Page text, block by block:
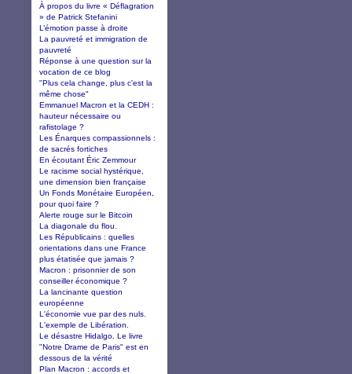
À propos du livre « Déflagration
» de Patrick Stefanini
L’émotion passe à droite
La pauvreté et immigration de
pauvreté
Réponse à une question sur la
vocation de ce blog
"Plus cela change, plus c'est la
même chose"
Emmanuel Macron et la CEDH :
hauteur nécessaire ou
rafistolage ?
Les Énarques compassionnels :
de sacrés fortiches
En écoutant Éric Zemmour
Le racisme social hystérique,
une dimension bien française
Un Fonds Monétaire Européen,
pour quoi faire ?
Alerte rouge sur le Bitcoin
La diagonale du flou.
Les Républicains : quelles
orientations dans une France
plus étatisée que jamais ?
Macron : prisonnier de son
conseiller économique ?
La lancinante question
européenne
L'économie vue par des nuls.
L'exemple de Libération.
Le désastre Hidalgo. Le livre
"Notre Drame de Paris" est en
dessous de la vérité
Plan Macron : accords et